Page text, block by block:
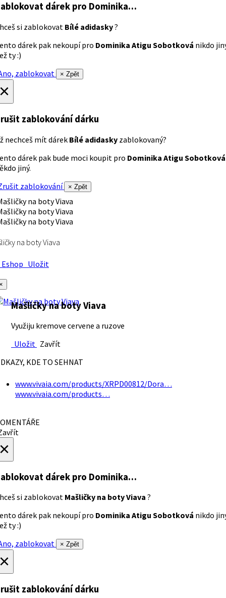
dárek pro Dominika…
si zablokovat Bílé adidasky?
dárek pak nekoupí pro Dominika Atigu Sobotková nikdo
ty :)
zablokovat
× Zpět
zablokování dárku
nechceš mít dárek Bílé adidasky zablokovaný?
dárek pak bude moci koupit pro Dominika Atigu Sobotková
jiný.
zablokování
× Zpět
na boty Viava
Uložit
Mašličky na boty Viava
Využiju kremove cervene a ruzove
Uložit Zavřít
KDE TO SEHNAT
www.vivaia.com/products/XRPD00812/Dora…
www.vivaia.com/products…
dárek pro Dominika…
si zablokovat Mašličky na boty Viava ?
dárek pak nekoupí pro Dominika Atigu Sobotková nikdo
ty :)
zablokovat
× Zpět
zablokování dárku